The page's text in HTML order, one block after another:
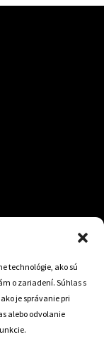
technológie, ako sú
o zariadení. Súhlas s
je správanie pri
alebo odvolanie